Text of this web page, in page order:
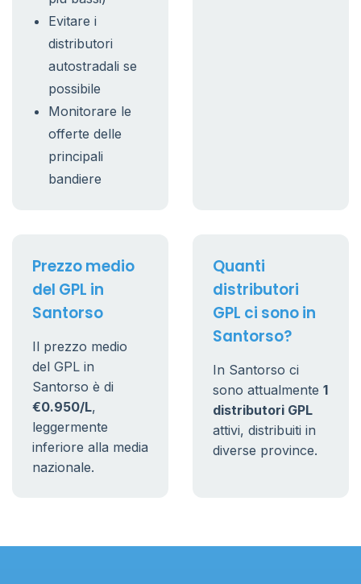
Evitare i
distributori
autostradali se
possibile
Monitorare le
offerte delle
principali
bandiere
Prezzo medio
del GPL in
Santorso
Il prezzo medio
del GPL in
Santorso è di
€0.950/L,
leggermente
inferiore alla media
nazionale.
Quanti
distributori
GPL ci sono in
Santorso?
In Santorso ci
sono attualmente 1
distributori GPL
attivi, distribuiti in
diverse province.